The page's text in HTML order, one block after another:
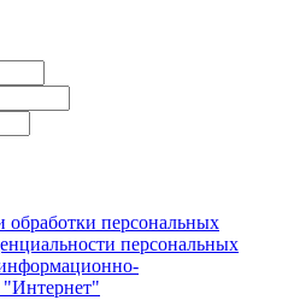
обработки персональных
персональных
"Интернет"